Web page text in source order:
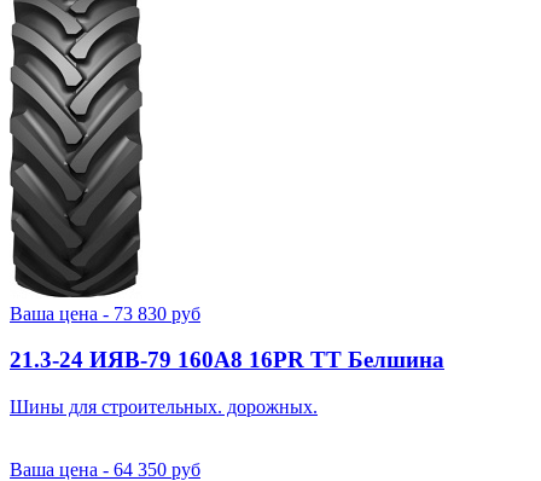
Ваша цена - 73 830 руб
21.3-24 ИЯВ-79 160A8 16PR TT Белшина
Шины для строительных. дорожных.
Ваша цена - 64 350 руб